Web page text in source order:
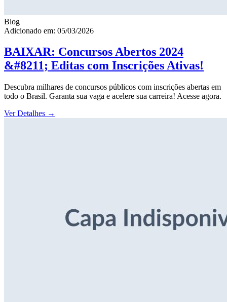
Blog
Adicionado em: 05/03/2026
BAIXAR: Concursos Abertos 2024
&#8211; Editas com Inscrições Ativas!
Descubra milhares de concursos públicos com inscrições abertas em
todo o Brasil. Garanta sua vaga e acelere sua carreira! Acesse agora.
Ver Detalhes →